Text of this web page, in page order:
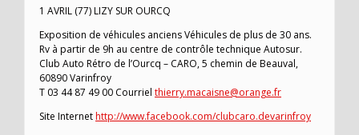
1 AVRIL (77) LIZY SUR OURCQ
Exposition de véhicules anciens Véhicules de plus de 30 ans.
Rv à partir de 9h au centre de contrôle technique Autosur.
Club Auto Rétro de l’Ourcq – CARO, 5 chemin de Beauval,
60890 Varinfroy
T 03 44 87 49 00 Courriel thierry.macaisne@orange.fr
Site Internethttp://www.facebook.com/clubcaro.devarinfroy